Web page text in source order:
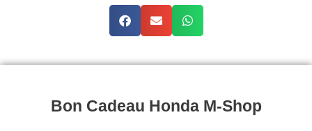
Bon Cadeau Honda M-Shop